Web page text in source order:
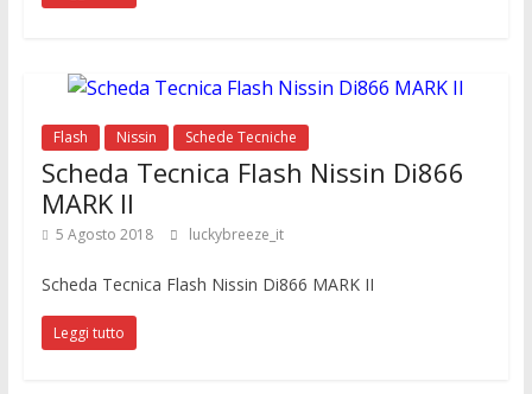
Flash Nissin Schede Tecniche
Scheda Tecnica Flash Nissin Di866
MARK II
5 Agosto 2018 luckybreeze_it
Scheda Tecnica Flash Nissin Di866 MARK II
Leggi tutto